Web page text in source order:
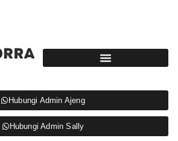
Hubungi Admin Ajeng
Hubungi Admin Sally